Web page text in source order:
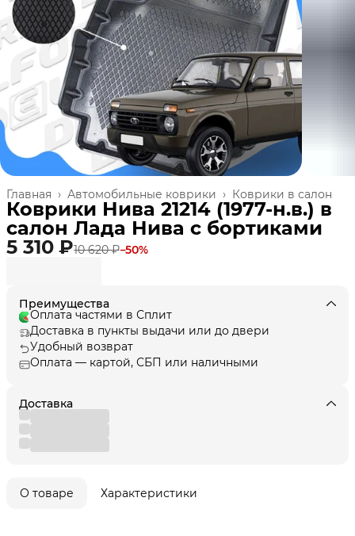
Коврики в салон
Автомобильные коврики ›
Главная ›
Коврики Нива 21214 (1977-н.в.) в
салон Лада Нива с бортиками
5 310 ₽10 620 ₽−50%
Преимущества
Оплата частями в Сплит
Доставка в пункты выдачи или до двери
Удобный возврат
Оплата — картой, СБП или наличными
Доставка
О товаре Характеристики